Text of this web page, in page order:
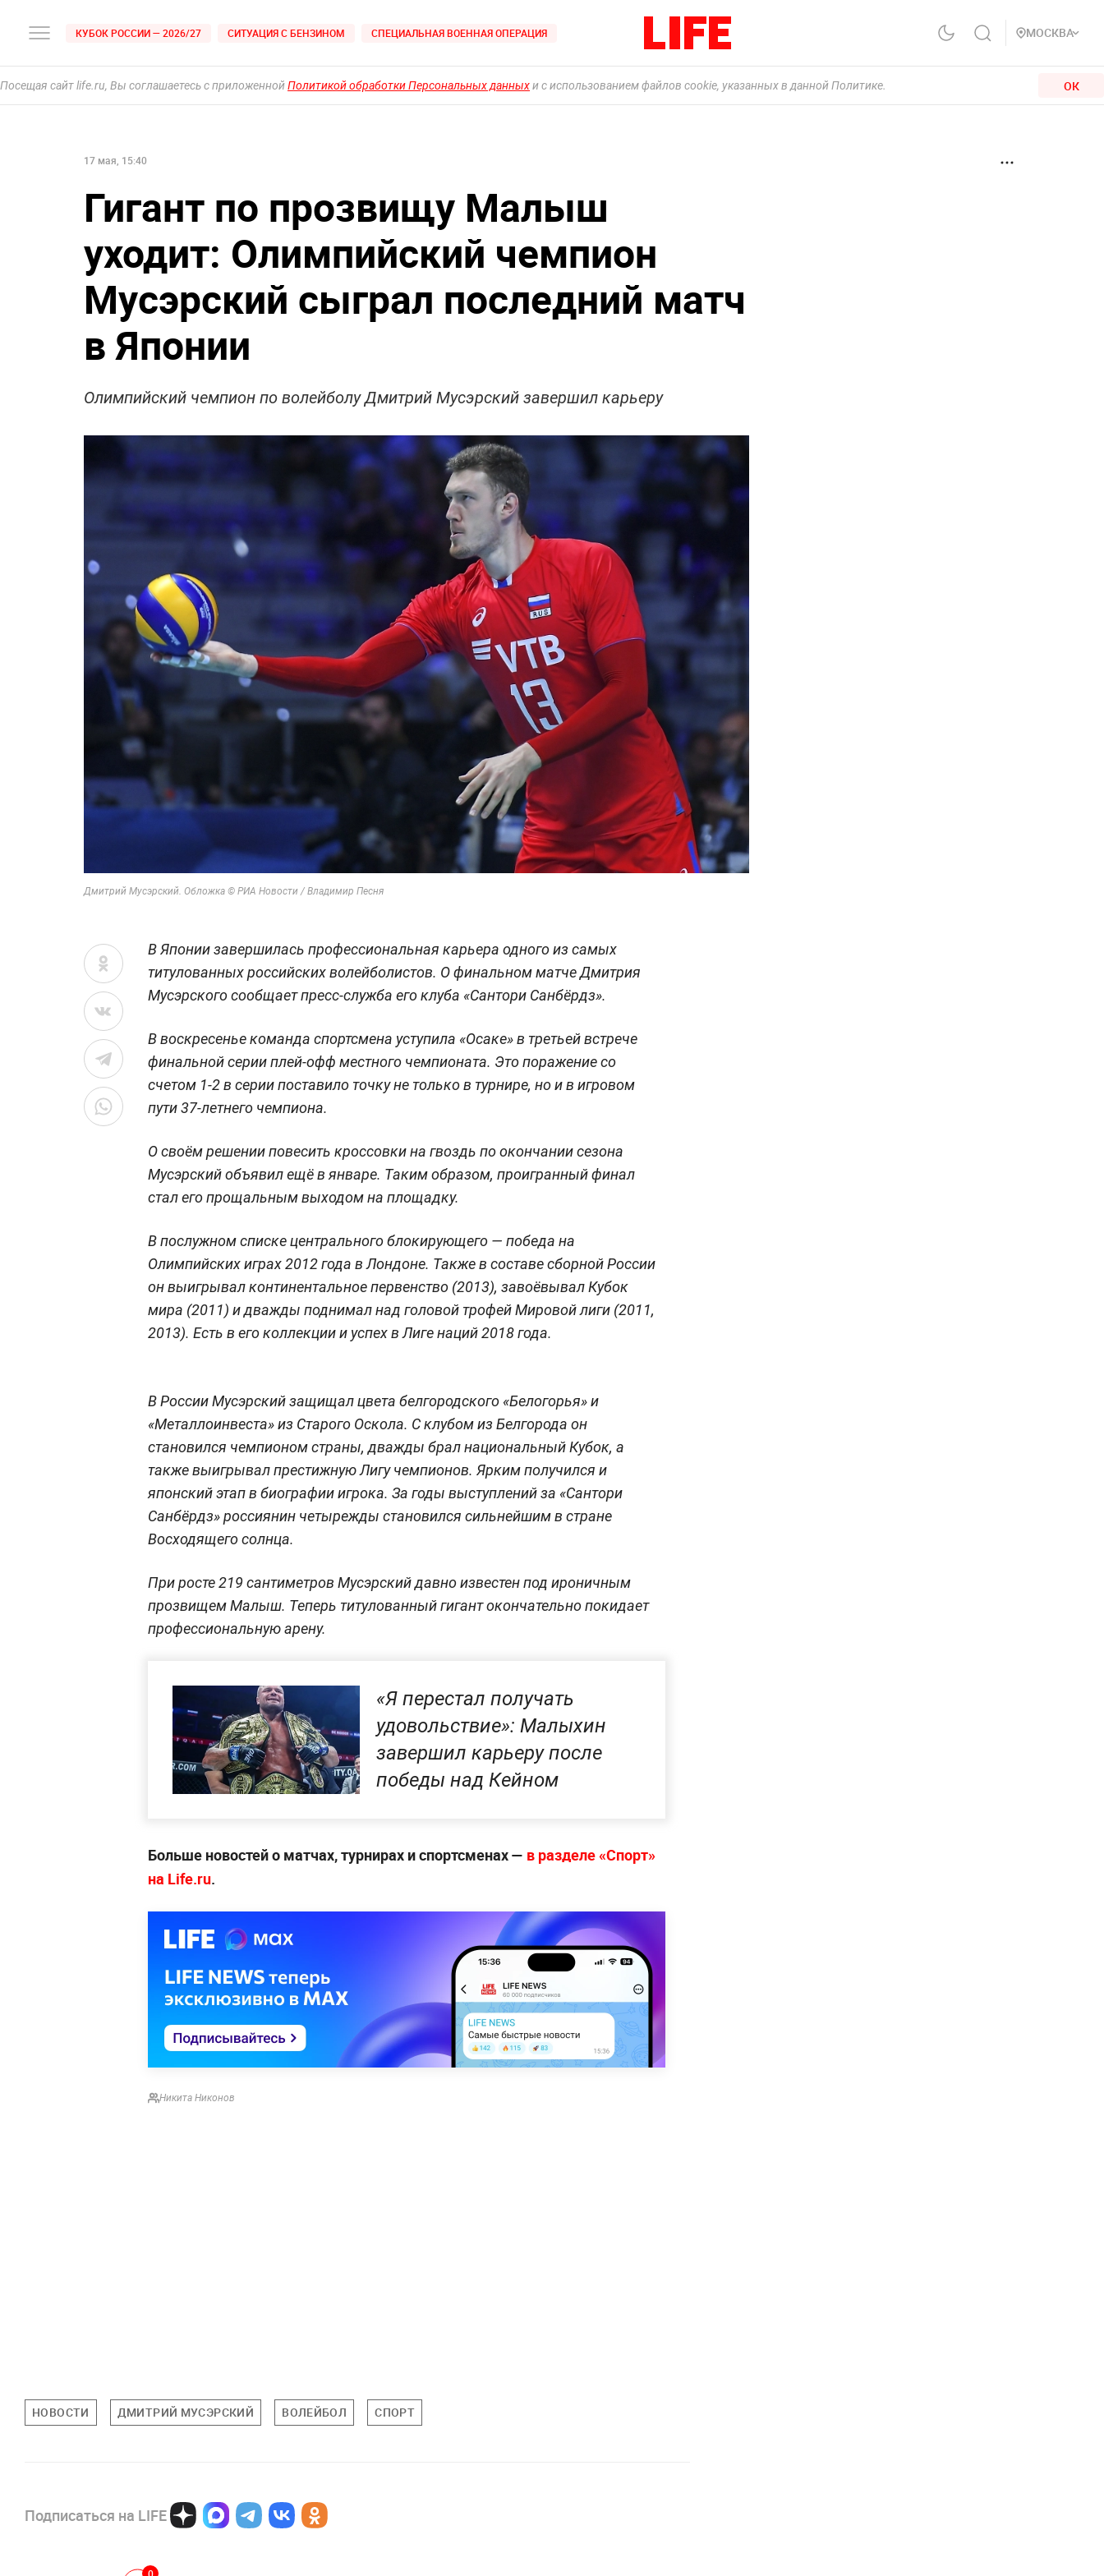
КУБОК РОССИИ — 2026/27 СИТУАЦИЯ С БЕНЗИНОМ СПЕЦИАЛЬНАЯ ВОЕННАЯ ОПЕРАЦИЯ МОСКВА
Посещая сайт life.ru, Вы соглашаетесь с приложеннойПолитикой обработки Персональных данныхи с использованием файлов cookie, указанных в данной Политике. ОК
17 мая, 15:40
Гигант по прозвищу Малыш
уходит: Олимпийский чемпион
Мусэрский сыграл последний матч
в Японии
Олимпийский чемпион по волейболу Дмитрий Мусэрский завершил карьеру
Дмитрий Мусэрский. Обложка © РИА Новости / Владимир Песня
В Японии завершилась профессиональная карьера одного из самых
титулованных российских волейболистов. О финальном матче Дмитрия
Мусэрского сообщает пресс-служба его клуба «Сантори Санбёрдз».
В воскресенье команда спортсмена уступила «Осаке» в третьей встрече
финальной серии плей-офф местного чемпионата. Это поражение со
счетом 1-2 в серии поставило точку не только в турнире, но и в игровом
пути 37-летнего чемпиона.
О своём решении повесить кроссовки на гвоздь по окончании сезона
Мусэрский объявил ещё в январе. Таким образом, проигранный финал
стал его прощальным выходом на площадку.
В послужном списке центрального блокирующего — победа на
Олимпийских играх 2012 года в Лондоне. Также в составе сборной России
он выигрывал континентальное первенство (2013), завоёвывал Кубок
мира (2011) и дважды поднимал над головой трофей Мировой лиги (2011,
2013). Есть в его коллекции и успех в Лиге наций 2018 года.
В России Мусэрский защищал цвета белгородского «Белогорья» и
«Металлоинвеста» из Старого Оскола. С клубом из Белгорода он
становился чемпионом страны, дважды брал национальный Кубок, а
также выигрывал престижную Лигу чемпионов. Ярким получился и
японский этап в биографии игрока. За годы выступлений за «Сантори
Санбёрдз» россиянин четырежды становился сильнейшим в стране
Восходящего солнца.
При росте 219 сантиметров Мусэрский давно известен под ироничным
прозвищем Малыш. Теперь титулованный гигант окончательно покидает
профессиональную арену.
«Я перестал получать
удовольствие»: Малыхин
завершил карьеру после
победы над Кейном
Больше новостей о матчах, турнирах и спортсменах — в разделе «Спорт»
на Life.ru.
Никита Никонов
НОВОСТИ ДМИТРИЙ МУСЭРСКИЙ ВОЛЕЙБОЛ СПОРТ
Подписаться на LIFE